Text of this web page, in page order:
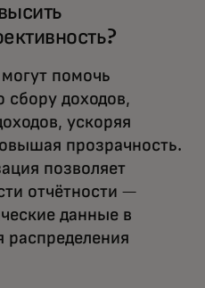
помочь
сбору доходов,
ускоряя
прозрачность.
позволяет
отчётности —
данные в
распределения